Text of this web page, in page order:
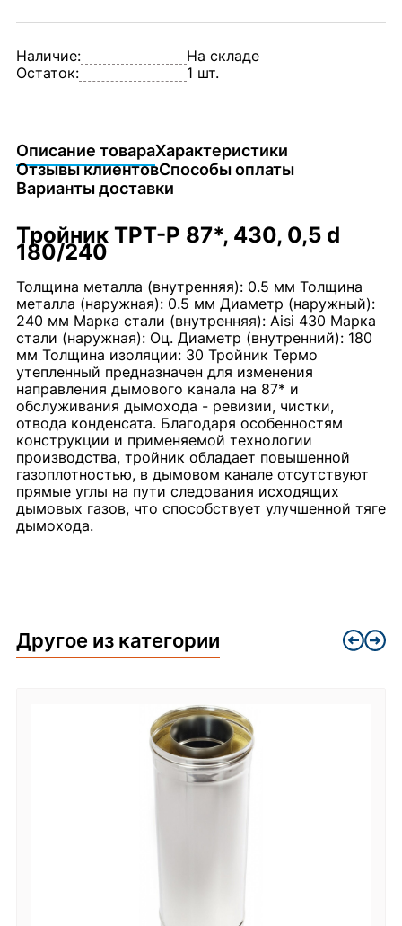
Наличие:
На складе
Остаток:
1 шт.
Описание товараХарактеристики
Отзывы клиентовСпособы оплаты
Варианты доставки
Тройник TPT-P 87*, 430, 0,5 d
180/240
Толщина металла (внутренняя): 0.5 мм Толщина
металла (наружная): 0.5 мм Диаметр (наружный):
240 мм Марка стали (внутренняя): Aisi 430 Марка
стали (наружная): Оц. Диаметр (внутренний): 180
мм Толщина изоляции: 30 Тройник Термо
утепленный предназначен для изменения
направления дымового канала на 87* и
обслуживания дымохода - ревизии, чистки,
отвода конденсата. Благодаря особенностям
конструкции и применяемой технологии
производства, тройник обладает повышенной
газоплотностью, в дымовом канале отсутствуют
прямые углы на пути следования исходящих
дымовых газов, что способствует улучшенной тяге
дымохода.
Другое из категории